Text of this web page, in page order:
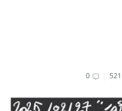
521
0